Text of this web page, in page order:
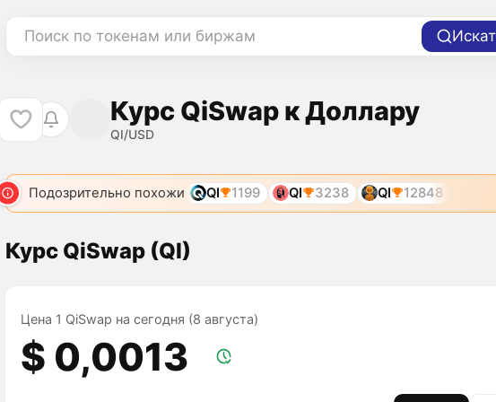
Поиск по токенам или биржам
Курс QiSwap к Доллару
QI/USD
Подозрительно похожи QI 1199 QI 3238 QI 12848
Курс QiSwap (QI)
Цена 1 QiSwap на сегодня (8 августа)
$ 0,0013